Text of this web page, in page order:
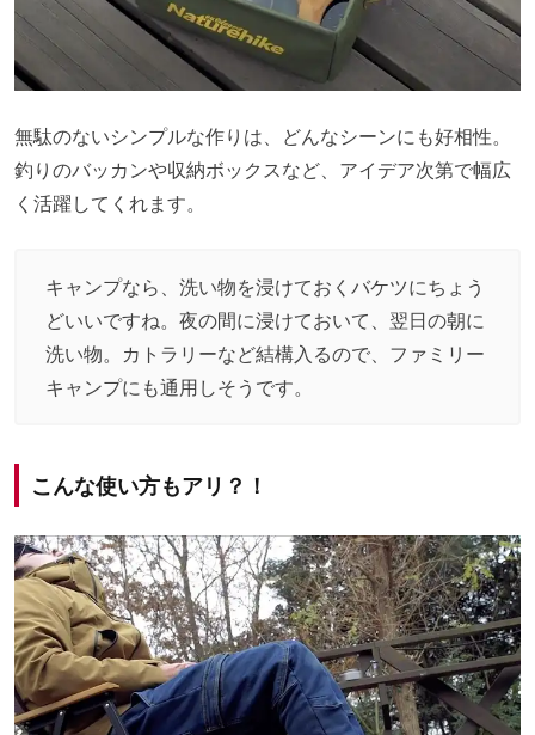
無駄のないシンプルな作りは、どんなシーンにも好相性。
釣りのバッカンや収納ボックスなど、アイデア次第で幅広
く活躍してくれます。
キャンプなら、洗い物を浸けておくバケツにちょう
どいいですね。夜の間に浸けておいて、翌日の朝に
洗い物。カトラリーなど結構入るので、ファミリー
キャンプにも通用しそうです。
こんな使い方もアリ？！